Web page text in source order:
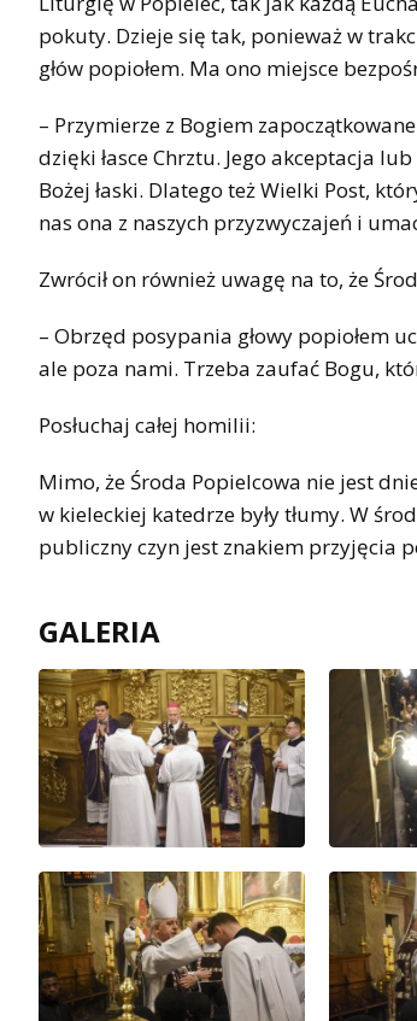
pokuty. Dzieje się tak, ponieważ w
głów popiołem. Ma ono miejsce
– Przymierze z Bogiem
dzięki łasce Chrztu. Jego akceptacja
Bożej łaski. Dlatego też Wielki Post,
nas ona z naszych przyzwyczajeń i
Zwrócił on również uwagę na to, że
– Obrzęd posypania głowy popiołem
ale poza nami. Trzeba zaufać Bogu,
Posłuchaj całej homilii:
Mimo, że Środa Popielcowa nie jest
w kieleckiej katedrze były tłumy. W
publiczny czyn jest znakiem przyjęcia
GALERIA